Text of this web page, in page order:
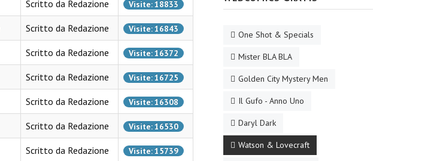
Scritto da Redazione Visite: 18833
Scritto da Redazione Visite: 16843
Scritto da Redazione Visite: 16372
Scritto da Redazione Visite: 16725
Scritto da Redazione Visite: 16308
Scritto da Redazione Visite: 16530
Scritto da Redazione Visite: 15739
One Shot & Specials
Mister BLA BLA
Golden City Mystery Men
Il Gufo - Anno Uno
Daryl Dark
Watson & Lovecraft